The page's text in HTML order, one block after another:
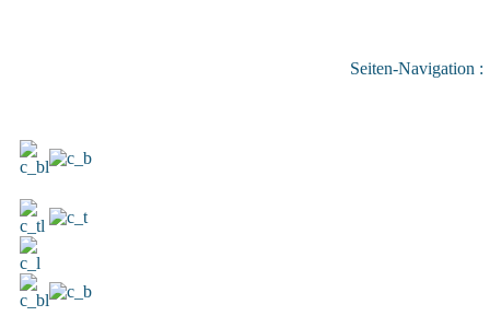
Seiten-Navigation :